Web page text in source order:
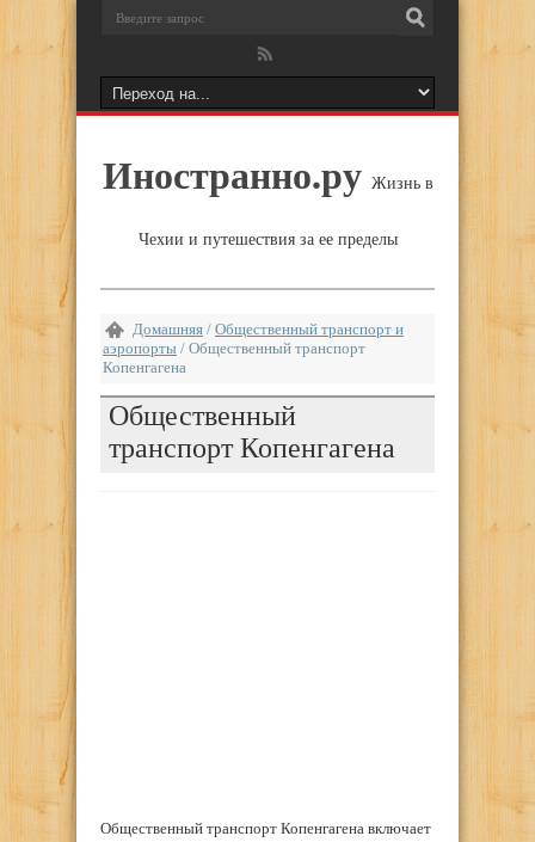
Иностранно.ру Жизнь в
Чехии и путешествия за ее пределы
Домашняя / Общественный транспорт и
аэропорты / Общественный транспорт
Копенгагена
Общественный
транспорт Копенгагена
Общественный транспорт Копенгагена включает